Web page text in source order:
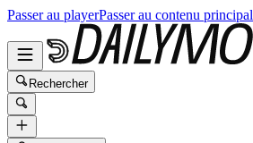
Passer au playerPasser au contenu principal
Rechercher